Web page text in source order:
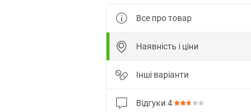
Все про товар
Наявність і ціни
Інші варіанти
Відгуки 4